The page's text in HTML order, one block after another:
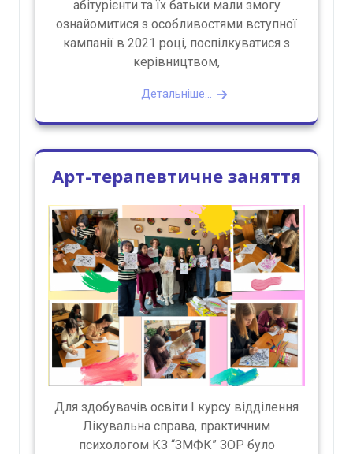
абітурієнти та їх батьки мали змогу
ознайомитися з особливостями вступної
кампанії в 2021 році, поспілкуватися з
керівництвом,
Детальніше...
Арт-терапевтичне заняття
Для здобувачів освіти І курсу відділення
Лікувальна справа, практичним
психологом КЗ “ЗМФК” ЗОР було